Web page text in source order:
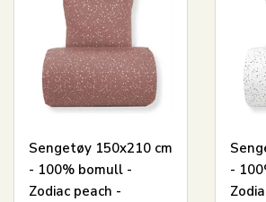
Sengetøy 150x210 cm
- 100% bomull -
Zodiac peach -
-